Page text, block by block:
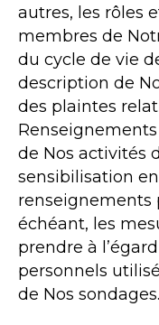
autres, les rôles
membres de
du cycle de vie
description de
des plaintes
de Nos activités
sensibilisation
renseignements
échéant, les
prendre à
personnels
de Nos sondages.